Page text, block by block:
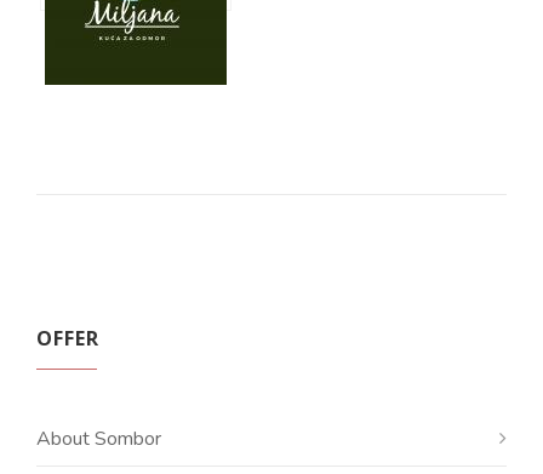
OFFER
About Sombor